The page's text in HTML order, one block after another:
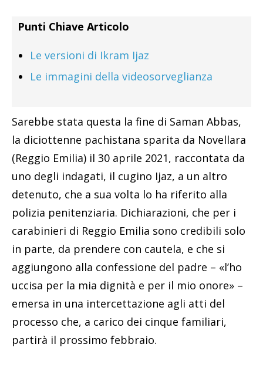
Punti Chiave Articolo
Le versioni di Ikram Ijaz
Le immagini della videosorveglianza
Sarebbe stata questa la fine di Saman Abbas,
la diciottenne pachistana sparita da Novellara
(Reggio Emilia) il 30 aprile 2021, raccontata da
uno degli indagati, il cugino Ijaz, a un altro
detenuto, che a sua volta lo ha riferito alla
polizia penitenziaria. Dichiarazioni, che per i
carabinieri di Reggio Emilia sono credibili solo
in parte, da prendere con cautela, e che si
aggiungono alla confessione del padre – «l’ho
uccisa per la mia dignità e per il mio onore» –
emersa in una intercettazione agli atti del
processo che, a carico dei cinque familiari,
partirà il prossimo febbraio.